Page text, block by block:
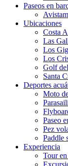
Paseos en
Ubicaciones
Costa
Las
Los
Los
Golf
Santa
Deportes
Moto
Paseo
Pez
Paddle
Experiencia
Tour